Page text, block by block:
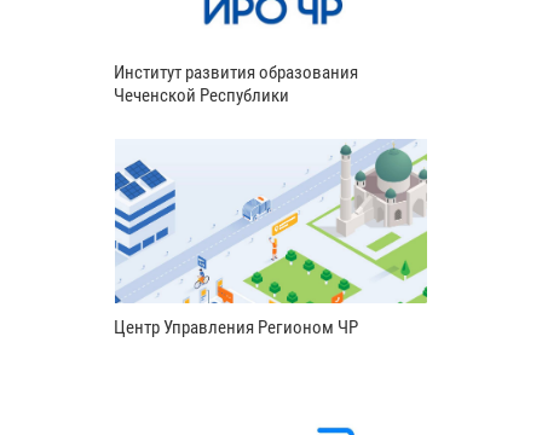
Институт развития образования
Чеченской Республики
Центр Управления Регионом ЧР